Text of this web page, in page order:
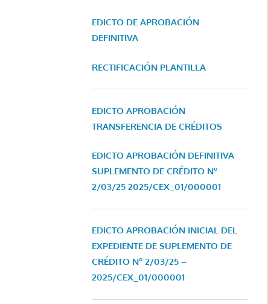
EDICTO DE APROBACIÓN
DEFINITIVA
RECTIFICACIÓN PLANTILLA
EDICTO APROBACIÓN
TRANSFERENCIA DE CRÉDITOS
EDICTO APROBACIÓN DEFINITIVA
SUPLEMENTO DE CRÉDITO Nº
2/03/25 2025/CEX_01/000001
EDICTO APROBACIÓN INICIAL DEL
EXPEDIENTE DE SUPLEMENTO DE
CRÉDITO Nº 2/03/25 –
2025/CEX_01/000001